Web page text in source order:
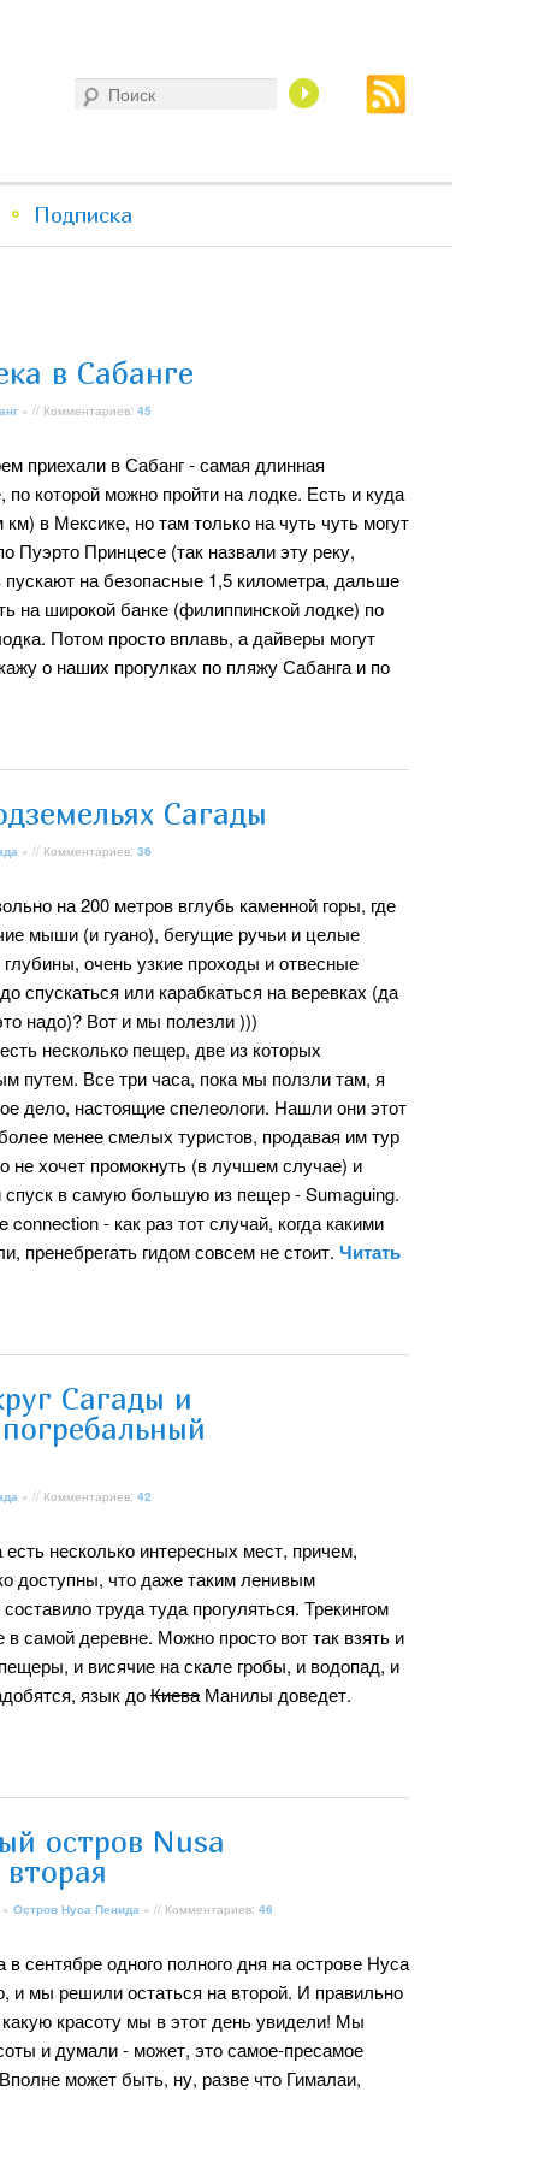
Подписка
в Сабанге
» // Комментариев: 45
приехали в Сабанг - самая длинная
по которой можно пройти на лодке. Есть и куда
в Мексике, но там только на чуть чуть могут
Пуэрто Принцесе (так назвали эту реку,
пускают на безопасные 1,5 километра, дальше
на широкой банке (филиппинской лодке) по
Потом просто вплавь, а дайверы могут
о наших прогулках по пляжу Сабанга и по
Сагады
» // Комментариев: 36
на 200 метров вглубь каменной горы, где
мыши (и гуано), бегущие ручьи и целые
очень узкие проходы и отвесные
спускаться или карабкаться на веревках (да
надо)? Вот и мы полезли )))
несколько пещер, две из которых
путем. Все три часа, пока мы ползли там, я
дело, настоящие спелеологи. Нашли они этот
менее смелых туристов, продавая им тур
не хочет промокнуть (в лучшем случае) и
спуск в самую большую из пещер - Sumaguing.
- как раз тот случай, когда какими
гидом совсем не стоит. Читать
Сагады и
» // Комментариев: 42
несколько интересных мест, причем,
доступны, что даже таким ленивым
труда туда прогуляться. Трекингом
самой деревне. Можно просто вот так взять и
и висячие на скале гробы, и водопад, и
язык доКиева Манилы доведет.
остров Nusa
» Остров Нуса Пенида » // Комментариев: 46
в сентябре одного полного дня на острове Нуса
и мы решили остаться на второй. И правильно
красоту мы в этот день увидели! Мы
и думали - может, это самое-пресамое
может быть, ну, разве что Гималаи,